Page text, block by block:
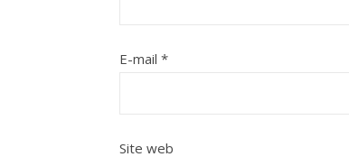
E-mail *
Site web